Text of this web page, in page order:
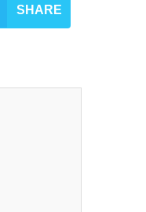
SHARE